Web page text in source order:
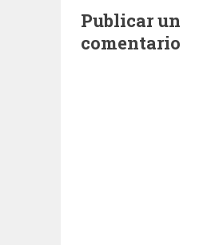
Publicar un
comentario